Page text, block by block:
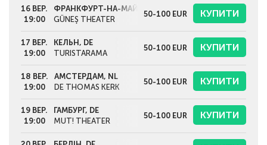
16 ВЕР.
19:00
ФРАНКФУРТ-НА-МАЙНІ, DE
GÜNEŞ THEATER
50-100 EUR КУПИТИ
17 ВЕР.
19:00
КЕЛЬН, DE
TURISTARAMA
50-100 EUR КУПИТИ
18 ВЕР.
19:00
АМСТЕРДАМ, NL
DE THOMAS KERK
50-100 EUR КУПИТИ
19 ВЕР.
19:00
ГАМБУРГ, DE
MUT! THEATER
50-100 EUR КУПИТИ